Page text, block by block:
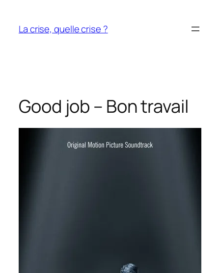
contenu
La crise, quelle crise ?
Good job – Bon travail